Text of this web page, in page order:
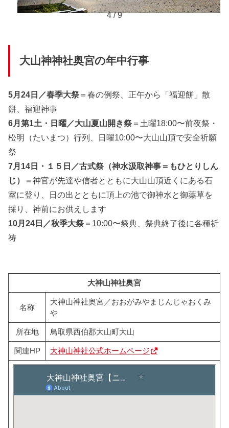
5 / 9
大山神神社奥宮の年中行事
5月24日／春季大祭 ＝春の例祭、正午から「福迎餅」散
餅、福迎神事
6月第1土・日曜／大山夏山開き祭 ＝土曜18:00〜前夜祭・
松明（たいまつ）行列、日曜10:00〜大山山頂で安全祈願
祭
7月14日・１５日／古式祭（神水汲取神事＝もひとりしん
じ）
＝神官が先達や信者とともに大山山頂近くにある石
室に登り、日の出とともに頂上の池で御神水と御薬草を
採り、神前にお供えします
10月24日／秋季大祭 ＝10:00〜祭典、祭典終了後に各種祈
祷
大神山神社奥宮
名称
大神山神社奥宮／おおがみやまじんじゃおくみ
や
所在地 鳥取県西伯郡大山町大山
関連HP 大神山神社公式ホームページ